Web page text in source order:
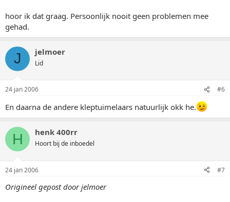
hoor ik dat graag. Persoonlijk nooit geen problemen mee
gehad.
J jelmoer
Lid
24 jan 2006 #6
En daarna de andere kleptuimelaars natuurlijk okk he.
H henk 400rr
Hoort bij de inboedel
24 jan 2006 #7
Origineel gepost door jelmoer